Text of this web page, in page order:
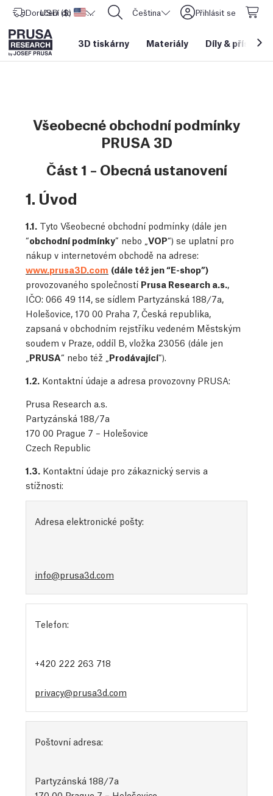
Doručení do Spojené státy americké
USD ($) CORE One L: Nyní skladem! Čeština Přihlásit se
3D tiskárny Materiály Díly &
Všeobecné obchodní podmínky
PRUSA 3D
Část 1 – Obecná ustanovení
1. Úvod
1.1. Tyto Všeobecné obchodní podmínky (dále jen
“obchodní podmínky” nebo „ VOP“) se uplatní pro
nákup v internetovém obchodě na adrese:
www.prusa3D.com (dále též jen “E-shop”)
provozovaného společností Prusa Research a.s.,
IČO: 066 49 114, se sídlem Partyzánská 188/7a,
Holešovice, 170 00 Praha 7, Česká republika,
zapsaná v obchodním rejstříku vedeném Městským
soudem v Praze, oddíl B, vložka 23056 (dále jen
PRUSA“ nebo též „ Prodávající“).
1.2. Kontaktní údaje a adresa provozovny PRUSA:
Prusa Research a.s.
Partyzánská 188/7a
170 00 Prague 7 – Holešovice
Czech Republic
1.3. Kontaktní údaje pro zákaznický servis a
stížnosti:
Adresa elektronické pošty:
info@prusa3d.com
Telefon:
+420 222 263 718
privacy@prusa3d.com
Poštovní adresa:
Partyzánská 188/7a